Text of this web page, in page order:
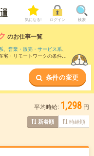
気になる! ログイン 検索
のお仕事一覧
、 営業・販売・サービス系、
宅・リモートワークの条件の
条件の変更
平均時給: 1,298 円
新着順 時給順